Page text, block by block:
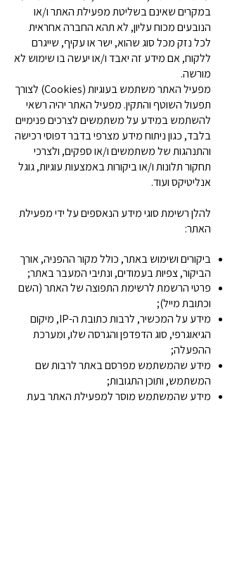
במקרים שאינם בשליטת מפעילת האתר ו/או
הנובעים מכוח עליון, לא תהא החברה אחראית
לכל נזק מכל סוג שהוא, ישר או עקיף, שייגרם
ללקוח, אם מידע זה יאבד ו/או יעשה בו שימוש לא
מורשה.
מפעיל האתר משתמש בעוגיות (Cookies) לצורך
תפעול השוטף והתקין. מפעיל האתר יהיה רשאי
להשתמש במידע על משתמשים לצרכים פנימיים
בלבד, כגון ניתוח מידע מצרפי בדבר דפוסי רכישה
והתנהגות של משתמשים ו/או ספקים, ולצרכי
תחקור תלונות ו/או ביקורות באמצעות עוגיות, גוגל
אנליטיקס ועוד.
להלן רשימת סוגי מידע הנאספים על ידי מפעילת
האתר:
ביקורים ושימוש באתר, כולל מקור ההפניה, אורך
הביקור, צפיות בעמודים, ונתיבי המעבר באתר;
פרטי הרשמת לרשימת התפוצה של האתר (השם
וכתובת מייל);
מידע על המכשיר, לרבות כתובת ה-IP, מיקום
הגיאוגרפי, סוג הדפדפן והגרסה שלו, ומערכת
ההפעלה;
מידע שהמשתמש מפרסם באתר לרבות שם
המשתמש, ותוכן התגובות;
מידע שהמשתמש מוסר למפעילת האתר בעת